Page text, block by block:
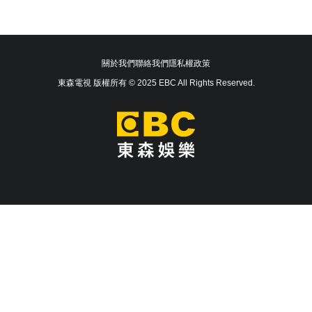
關於我們聯絡我們隱私權政策
東森電視 版權所有 © 2025 EBC All Rights Reserved.